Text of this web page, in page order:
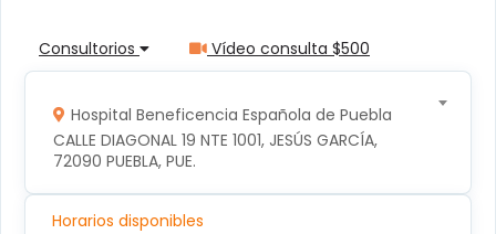
Consultorios Vídeo consulta $500
Hospital Beneficencia Española de Puebla
CALLE DIAGONAL 19 NTE 1001, JESÚS GARCÍA,
72090 PUEBLA, PUE.
Horarios disponibles